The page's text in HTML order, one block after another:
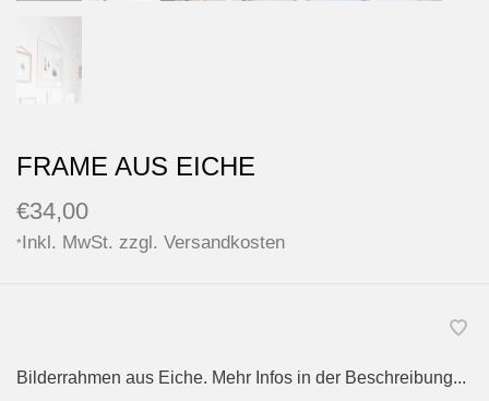
FRAME AUS EICHE
€34,00
*Inkl. MwSt. zzgl. Versandkosten
Bilderrahmen aus Eiche. Mehr Infos in der Beschreibung...